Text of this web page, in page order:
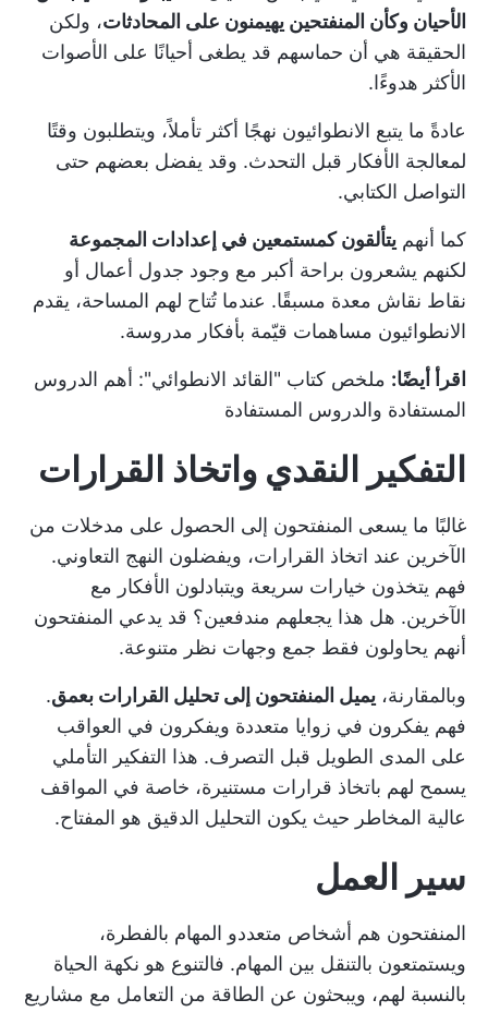
الأحيان وكأن المنفتحين يهيمنون على المحادثات، ولكن
الحقيقة هي أن حماسهم قد يطغى أحيانًا على الأصوات
الأكثر هدوءًا.
عادةً ما يتبع الانطوائيون نهجًا أكثر تأملاً، ويتطلبون وقتًا
لمعالجة الأفكار قبل التحدث. وقد يفضل بعضهم حتى
التواصل الكتابي.
كما أنهم يتألقون كمستمعين في إعدادات المجموعة
لكنهم يشعرون براحة أكبر مع وجود جدول أعمال أو
نقاط نقاش معدة مسبقًا. عندما تُتاح لهم المساحة، يقدم
الانطوائيون مساهمات قيّمة بأفكار مدروسة.
اقرأ أيضًا: ملخص كتاب "القائد الانطوائي": أهم الدروس
المستفادة والدروس المستفادة
التفكير النقدي واتخاذ القرارات
غالبًا ما يسعى المنفتحون إلى الحصول على مدخلات من
الآخرين عند اتخاذ القرارات، ويفضلون النهج التعاوني.
فهم يتخذون خيارات سريعة ويتبادلون الأفكار مع
الآخرين. هل هذا يجعلهم مندفعين؟ قد يدعي المنفتحون
أنهم يحاولون فقط جمع وجهات نظر متنوعة.
وبالمقارنة، يميل المنفتحون إلى تحليل القرارات بعمق.
فهم يفكرون في زوايا متعددة ويفكرون في العواقب
على المدى الطويل قبل التصرف. هذا التفكير التأملي
يسمح لهم باتخاذ قرارات مستنيرة، خاصة في المواقف
عالية المخاطر حيث يكون التحليل الدقيق هو المفتاح.
سير العمل
المنفتحون هم أشخاص متعددو المهام بالفطرة،
ويستمتعون بالتنقل بين المهام. فالتنوع هو نكهة الحياة
بالنسبة لهم، ويبحثون عن الطاقة من التعامل مع مشاريع